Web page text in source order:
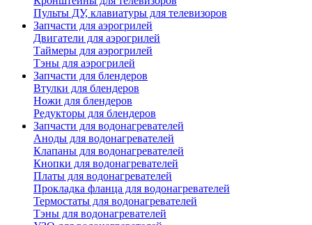
Пульты ДУ, клавиатуры для телевизоров
Запчасти для аэрогрилей
Двигатели для аэрогрилей
Таймеры для аэрогрилей
Тэны для аэрогрилей
Запчасти для блендеров
Втулки для блендеров
Ножи для блендеров
Редукторы для блендеров
Запчасти для водонагревателей
Аноды для водонагревателей
Клапаны для водонагревателей
Кнопки для водонагревателей
Платы для водонагревателей
Прокладка фланца для водонагревателей
Термостаты для водонагревателей
Тэны для водонагревателей